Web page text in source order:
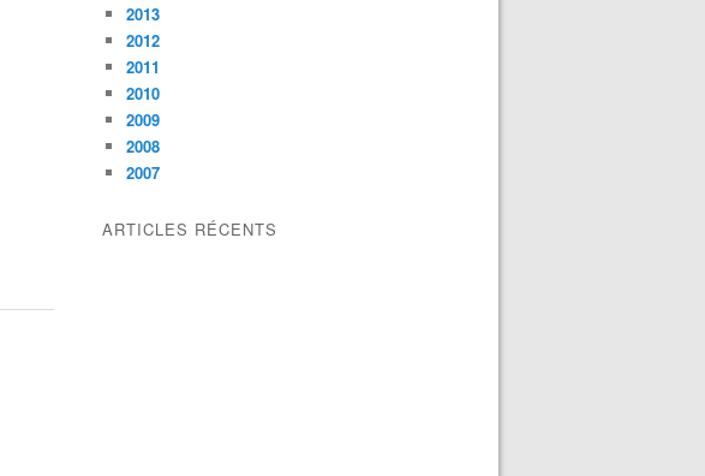
2013
2012
2011
2010
2009
2008
2007
ARTICLES RÉCENTS